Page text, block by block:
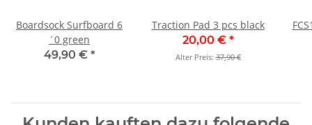
Boardsock Surfboard 6
´0 green
49,90 € *
Traction Pad 3 pcs black
20,00 € *
Alter Preis:37,90 €
FCS1 3 Fin